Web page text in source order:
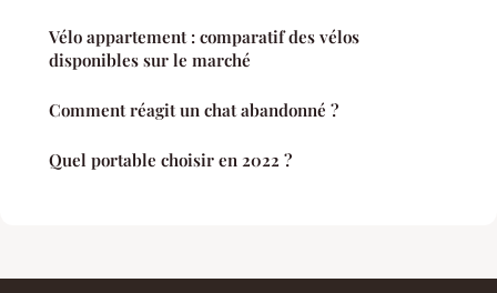
Vélo appartement : comparatif des vélos
disponibles sur le marché
Comment réagit un chat abandonné ?
Quel portable choisir en 2022 ?